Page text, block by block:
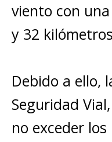
viento con
y 32
Debido a ello,
Seguridad
no exceder